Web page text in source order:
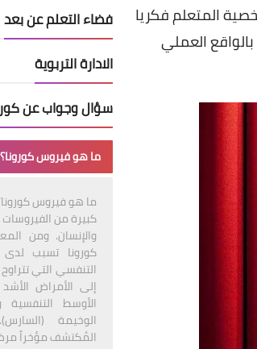
المتعلم فكريا
العملي
فضاء التعلم عن بعد
الادارة التربوية
سؤال وجواب عن
ما هو فيروس كورونا؟
ما هو فيروس
كبيرة من
والإنسان. ومن
كورونا تسبب لدى
التنفسي التي
إلى الأمراض
الأوسط التنفسية
الوخيمة
المُكتشف مؤخراً